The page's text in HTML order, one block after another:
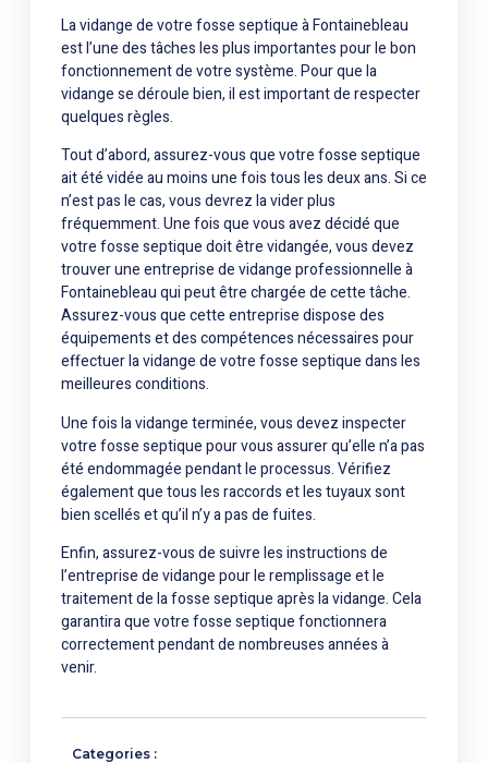
La vidange de votre fosse septique à Fontainebleau
est l’une des tâches les plus importantes pour le bon
fonctionnement de votre système. Pour que la
vidange se déroule bien, il est important de respecter
quelques règles.
Tout d’abord, assurez-vous que votre fosse septique
ait été vidée au moins une fois tous les deux ans. Si ce
n’est pas le cas, vous devrez la vider plus
fréquemment. Une fois que vous avez décidé que
votre fosse septique doit être vidangée, vous devez
trouver une entreprise de vidange professionnelle à
Fontainebleau qui peut être chargée de cette tâche.
Assurez-vous que cette entreprise dispose des
équipements et des compétences nécessaires pour
effectuer la vidange de votre fosse septique dans les
meilleures conditions.
Une fois la vidange terminée, vous devez inspecter
votre fosse septique pour vous assurer qu’elle n’a pas
été endommagée pendant le processus. Vérifiez
également que tous les raccords et les tuyaux sont
bien scellés et qu’il n’y a pas de fuites.
Enfin, assurez-vous de suivre les instructions de
l’entreprise de vidange pour le remplissage et le
traitement de la fosse septique après la vidange. Cela
garantira que votre fosse septique fonctionnera
correctement pendant de nombreuses années à
venir.
Categories :